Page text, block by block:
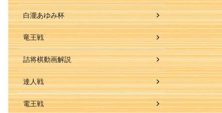
白瀧あゆみ杯
竜王戦
詰将棋動画解説
達人戦
電王戦